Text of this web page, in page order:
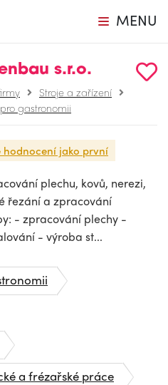
MENU
s.r.o.
Stroje a zařízení
gastronomii
hodnocení jako první
plechu, kovů, nerezi,
řezání a zpracování
- zpracování plechy -
- výroba st...
a frézařské práce